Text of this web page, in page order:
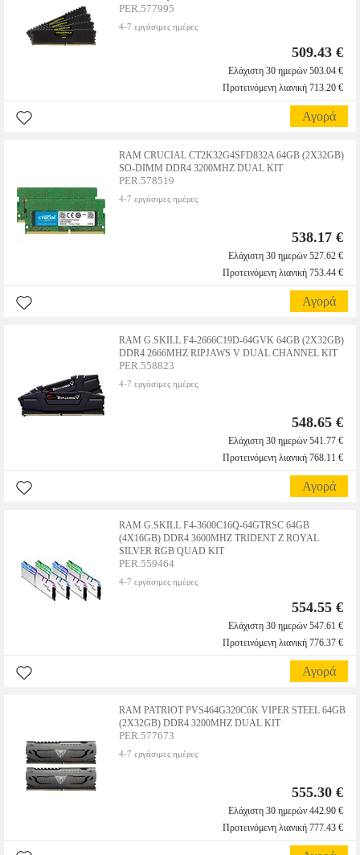
PER.577995
4-7 εργάσιμες ημέρες
509.43 €
Ελάχιστη 30 ημερών 503.04 €
Προτεινόμενη λιανική 713.20 €
Αγορά
RAM CRUCIAL CT2K32G4SFD832A 64GB (2X32GB)
SO-DIMM DDR4 3200MHZ DUAL KIT
PER.578519
4-7 εργάσιμες ημέρες
538.17 €
Ελάχιστη 30 ημερών 527.62 €
Προτεινόμενη λιανική 753.44 €
Αγορά
RAM G.SKILL F4-2666C19D-64GVK 64GB (2X32GB)
DDR4 2666MHZ RIPJAWS V DUAL CHANNEL KIT
PER.558823
4-7 εργάσιμες ημέρες
548.65 €
Ελάχιστη 30 ημερών 541.77 €
Προτεινόμενη λιανική 768.11 €
Αγορά
RAM G.SKILL F4-3600C16Q-64GTRSC 64GB
(4X16GB) DDR4 3600MHZ TRIDENT Z ROYAL
SILVER RGB QUAD KIT
PER.559464
4-7 εργάσιμες ημέρες
554.55 €
Ελάχιστη 30 ημερών 547.61 €
Προτεινόμενη λιανική 776.37 €
Αγορά
RAM PATRIOT PVS464G320C6K VIPER STEEL 64GB
(2X32GB) DDR4 3200MHZ DUAL KIT
PER.577673
4-7 εργάσιμες ημέρες
555.30 €
Ελάχιστη 30 ημερών 442.90 €
Προτεινόμενη λιανική 777.43 €